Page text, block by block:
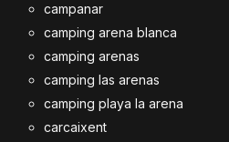
campanar
camping arena blanca
camping arenas
camping las arenas
camping playa la arena
carcaixent